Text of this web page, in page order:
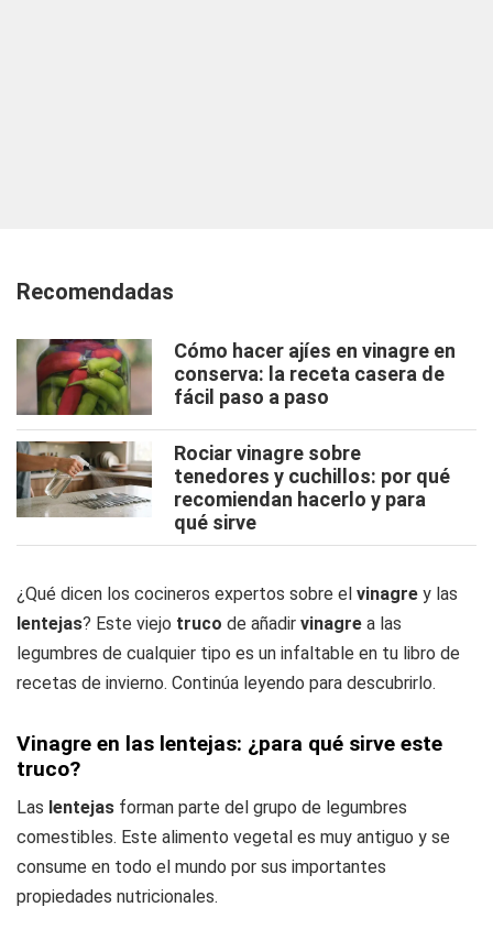
Recomendadas
Cómo hacer ajíes en vinagre en
conserva: la receta casera de
fácil paso a paso
Rociar vinagre sobre
tenedores y cuchillos: por qué
recomiendan hacerlo y para
qué sirve
¿Qué dicen los cocineros expertos sobre el vinagre y las
lentejas? Este viejo truco de añadir vinagre a las
legumbres de cualquier tipo es un infaltable en tu libro de
recetas de invierno. Continúa leyendo para descubrirlo.
Vinagre en las lentejas: ¿para qué sirve este
truco?
Las lentejas forman parte del grupo de legumbres
comestibles. Este alimento vegetal es muy antiguo y se
consume en todo el mundo por sus importantes
propiedades nutricionales.